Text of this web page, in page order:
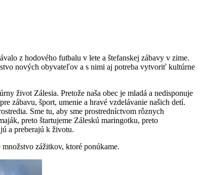
z hodového futbalu v lete a štefanskej zábavy v zime.
nových obyvateľov a s nimi aj potreba vytvoriť kultúrne
život Zálesia. Pretože naša obec je mladá a nedisponuje
zábavu, šport, umenie a hravé vzdelávanie našich detí.
Sme tu, aby sme prostredníctvom rôznych
preto štartujeme Záleskú maringotku, preto
a preberajú k životu.
zážitkov, ktoré ponúkame.